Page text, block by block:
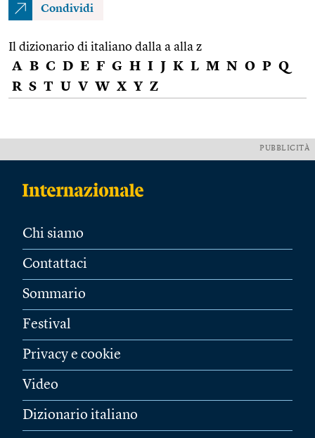
Condividi
Il dizionario di italiano dalla a alla z
A B C D E F G H I J K L M N O P Q
R S T U V W X Y Z
PUBBLICITÀ
Chi siamo
Contattaci
Sommario
Festival
Privacy e cookie
Video
Dizionario italiano